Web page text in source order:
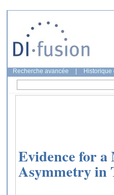
Recherche avancée Historique
Evidence for a
Asymmetry in